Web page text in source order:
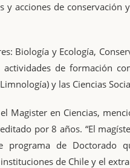
y acciones de conservación
Biología y Ecología,
de formación
y las Ciencias
Magister en Ciencias,
por 8 años. “El
de Doctorado
de Chile y el